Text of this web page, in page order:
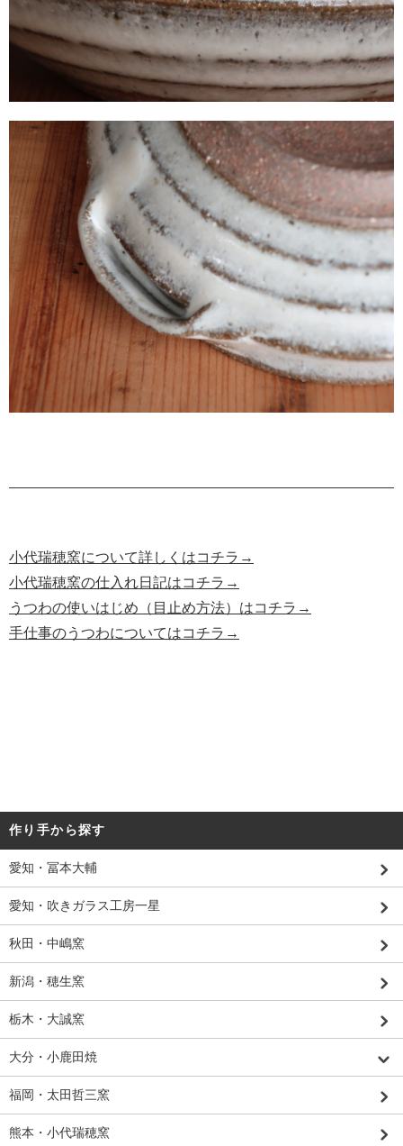
小代瑞穂窯について詳しくはコチラ→
小代瑞穂窯の仕入れ日記はコチラ→
うつわの使いはじめ（目止め方法）はコチラ→
手仕事のうつわについてはコチラ→
作り手から探す
愛知・冨本大輔
愛知・吹きガラス工房一星
秋田・中嶋窯
新潟・穂生窯
栃木・大誠窯
大分・小鹿田焼
福岡・太田哲三窯
熊本・小代瑞穂窯